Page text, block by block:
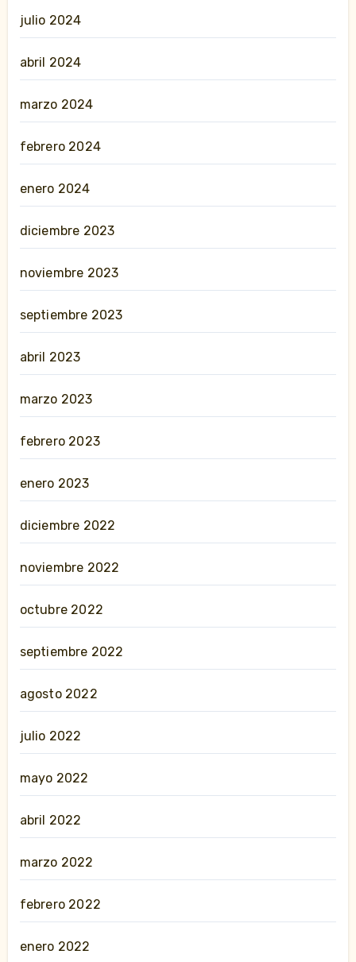
julio 2024
abril 2024
marzo 2024
febrero 2024
enero 2024
diciembre 2023
noviembre 2023
septiembre 2023
abril 2023
marzo 2023
febrero 2023
enero 2023
diciembre 2022
noviembre 2022
octubre 2022
septiembre 2022
agosto 2022
julio 2022
mayo 2022
abril 2022
marzo 2022
febrero 2022
enero 2022